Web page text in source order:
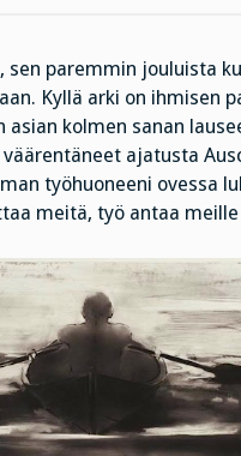
sen paremmin jouluista
Kyllä arki on ihmisen
asian kolmen sanan
ajatusta
työhuoneeni ovessa
meitä, työ antaa meille